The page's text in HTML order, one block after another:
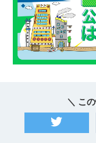
＼ こ